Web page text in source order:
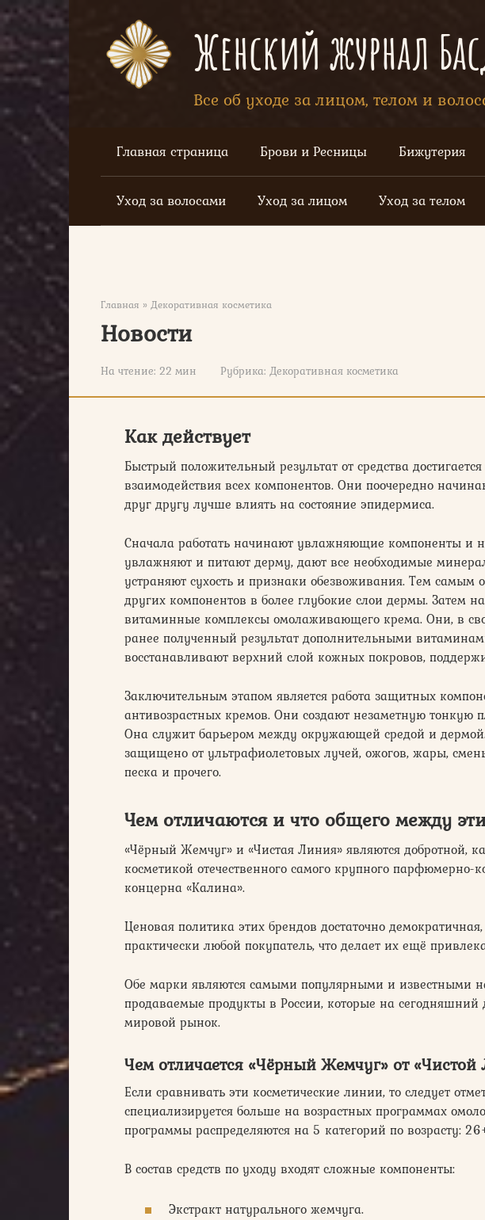
Перейти
к
контенту
Женский журнал
Все об уходе за лицом, телом и
Главная страница Брови и Ресницы Бижутерия
Уход за волосами Уход за лицом Уход за телом
Главная » Декоративная косметика
Новости
На чтение: 22 мин Рубрика: Декоративная косметика
Как действует
Быстрый положительный результат от средства
взаимодействия всех компонентов. Они поочередно
друг другу лучше влиять на состояние эпидермиса.
Сначала работать начинают увлажняющие компоненты и
увлажняют и питают дерму, дают все необходимые
устраняют сухость и признаки обезвоживания. Тем самым
других компонентов в более глубокие слои дермы. Затем
витаминные комплексы омолаживающего крема. Они, в
ранее полученный результат дополнительными
восстанавливают верхний слой кожных покровов,
Заключительным этапом является работа защитных
антивозрастных кремов. Они создают незаметную тонкую
Она служит барьером между окружающей средой и
защищено от ультрафиолетовых лучей, ожогов, жары,
песка и прочего.
Чем отличаются и что общего между
«Чёрный Жемчуг» и «Чистая Линия» являются добротной,
косметикой отечественного самого крупного парфюмерно-
концерна «Калина».
Ценовая политика этих брендов достаточно
практически любой покупатель, что делает их ещё
Обе марки являются самыми популярными и известными
продаваемые продукты в России, которые на сегодняшний
мировой рынок.
Чем отличается «Чёрный Жемчуг» от
Если сравнивать эти косметические линии, то следует
специализируется больше на возрастных программах
программы распределяются на 5 категорий по возрасту:
В состав средств по уходу входят сложные компоненты:
Экстракт натурального жемчуга.